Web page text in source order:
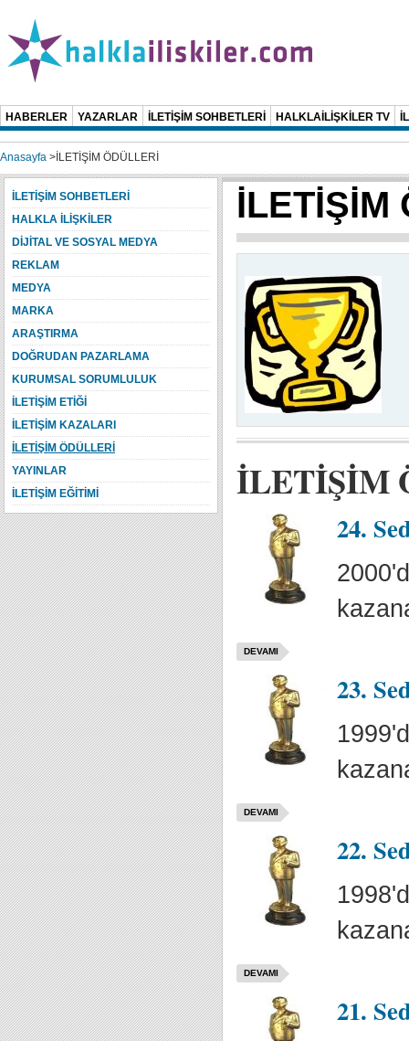
HABERLER YAZARLAR İLETİŞİM SOHBETLERİ HALKLAİLİŞKİLER TV
Anasayfa > İLETİŞİM ÖDÜLLERİ
İLETİŞİM
İLETİŞİM
24.
DEVAMI
23.
DEVAMI
22.
DEVAMI
21.
İLETİŞİM SOHBETLERİ
HALKLA İLİŞKİLER
DİJİTAL VE SOSYAL MEDYA
REKLAM
MEDYA
MARKA
ARAŞTIRMA
DOĞRUDAN PAZARLAMA
KURUMSAL SORUMLULUK
İLETİŞİM ETİĞİ
İLETİŞİM KAZALARI
İLETİŞİM ÖDÜLLERİ
YAYINLAR
İLETİŞİM EĞİTİMİ